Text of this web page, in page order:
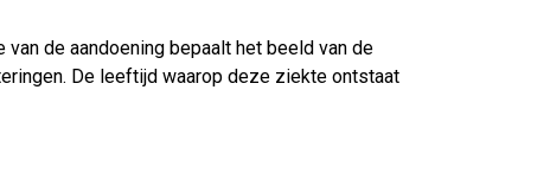
de aandoening bepaalt het beeld van de
De leeftijd waarop deze ziekte ontstaat